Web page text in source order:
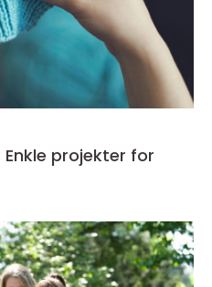
projekter for